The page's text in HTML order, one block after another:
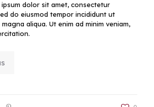
dolor sit amet, consectetur
do eiusmod tempor incididunt ut
aliqua. Ut enim ad minim veniam,